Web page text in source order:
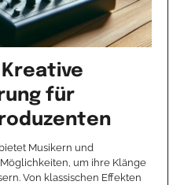
für
Musikern und
um ihre Klänge
Von klassischen Effekten